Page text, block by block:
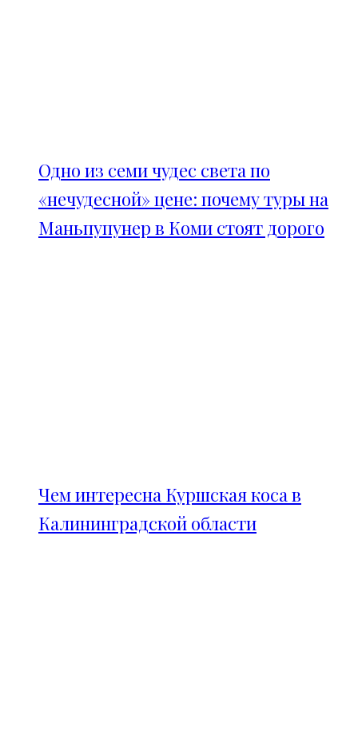
Одно из семи чудес света по
«нечудесной» цене: почему туры на
Маньпупунер в Коми стоят дорого
Чем интересна Куршская коса в
Калининградской области